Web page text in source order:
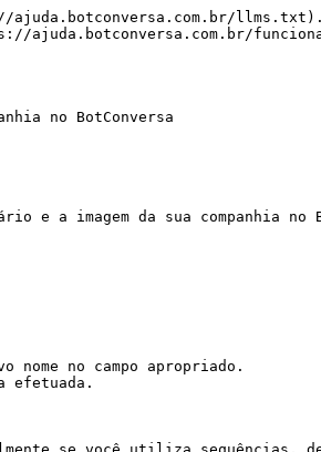
llms.txt).
ajuda.botconversa.com.br/
no BotConversa
e a imagem da sua companhia no
nome no campo apropriado.
efetuada.